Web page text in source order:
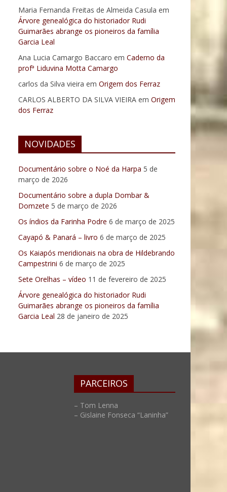
Maria Fernanda Freitas de Almeida Casula em
Árvore genealógica do historiador Rudi
Guimarães abrange os pioneiros da família
Garcia Leal
Ana Lucia Camargo Baccaro em Caderno da
profª Liduvina Motta Camargo
carlos da Silva vieira em Origem dos Ferraz
CARLOS ALBERTO DA SILVA VIEIRA em Origem
dos Ferraz
NOVIDADES
Documentário sobre o Noé da Harpa 5 de
março de 2026
Documentário sobre a dupla Dombar &
Domzete 5 de março de 2026
Os índios da Farinha Podre 6 de março de 2025
Cayapó & Panará – livro 6 de março de 2025
Os Kaiapós meridionais na obra de Hildebrando
Campestrini 6 de março de 2025
Sete Orelhas – vídeo 11 de fevereiro de 2025
Árvore genealógica do historiador Rudi
Guimarães abrange os pioneiros da família
Garcia Leal 28 de janeiro de 2025
PARCEIROS
– Tom Lenna
– Gislaine Fonseca “Laninha”